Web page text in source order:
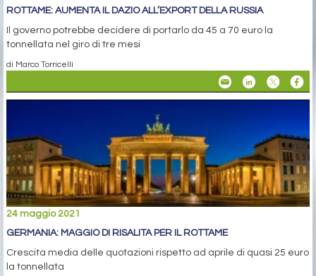
ROTTAME: AUMENTA IL DAZIO ALL’EXPORT DELLA RUSSIA
Il governo potrebbe decidere di portarlo da 45 a 70 euro la
tonnellata nel giro di tre mesi
di Marco Torricelli
24 maggio 2021
GERMANIA: MAGGIO DI RISALITA PER IL ROTTAME
Crescita media delle quotazioni rispetto ad aprile di quasi 25 euro
la tonnellata